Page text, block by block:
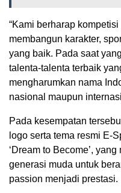
“Kami berharap
membangun karakter,
yang baik. Pada saat
talenta-talenta terbaik
mengharumkan nama
nasional maupun
Pada kesempatan
logo serta tema resmi E-
‘Dream to Become’,
generasi muda untuk
passion menjadi prestasi.